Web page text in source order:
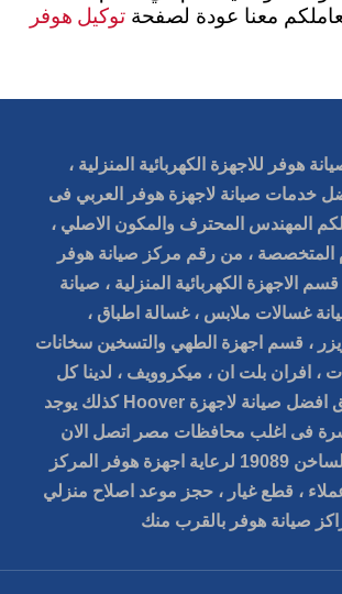
معنا عودة لصفحة توكيل هوفر
هوفر للاجهزة الكهربائية المنزلية ،
خدمات صيانة لاجهزة هوفر العربي فى
لكم المهندس المحترف والمكون الاصلي ،
المتخصصة ، من رقم مركز صيانة هوفر
19089 ، قسم الاجهزة الكهربائية المنزلية ، صيانة
غسالات ملابس ، غسالة اطباق ،
، قسم اجهزة الطهي والتسخين سخانات
، افران بلت ان ، ميكروويف ، لدينا كل
المتطلبات لتحقيق افضل صيانة لاجهزة Hoover كذلك يوجد
فى اغلب محافظات مصر اتصل الان
على رقم الخط الساخن 19089 لرعاية اجهزة هوفر المركز
، قطع غيار ، حجز موعد اصلاح منزلي
صيانة هوفر بالقرب منك